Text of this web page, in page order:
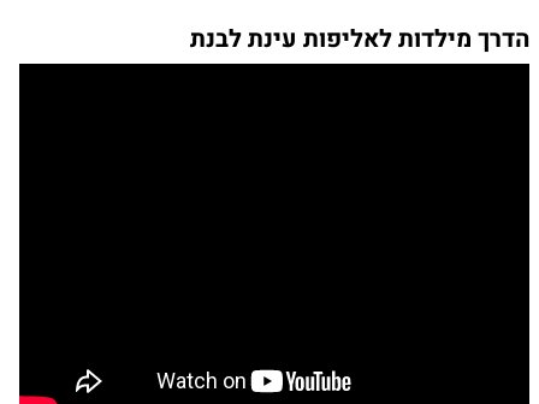
הדרך מילדות לאליפות עינת לבנת